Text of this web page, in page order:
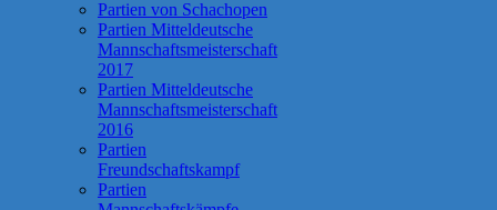
Partien von Schachopen
Partien Mitteldeutsche
Mannschaftsmeisterschaft
2017
Partien Mitteldeutsche
Mannschaftsmeisterschaft
2016
Partien
Freundschaftskampf
Partien